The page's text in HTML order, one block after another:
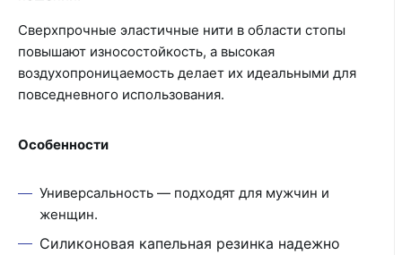
Сверхпрочные эластичные нити в области стопы
повышают износостойкость, а высокая
воздухопроницаемость делает их идеальными для
повседневного использования.
Особенности
Универсальность — подходят для мужчин и
женщин.
Силиконовая капельная резинка надежно